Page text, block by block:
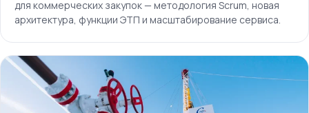
для коммерческих закупок — методология Scrum, новая
архитектура, функции ЭТП и масштабирование сервиса.